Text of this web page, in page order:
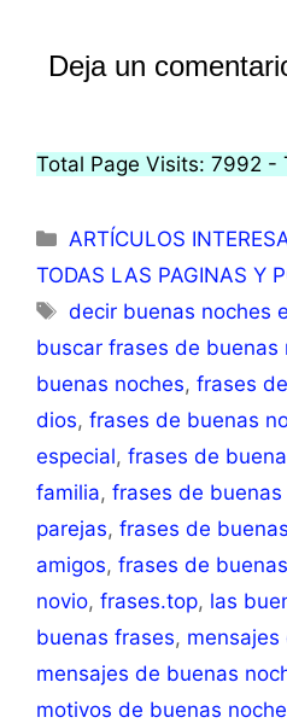
Deja un
Total Page Visits: 7992 -
ARTÍCULOS
TODAS LAS PAGINAS Y
decir buenas noches
buscar frases de buenas
buenas noches, frases
dios, frases de buenas
especial, frases de
familia, frases de
parejas, frases de
amigos, frases de
novio, frases.top, las
buenas frases, mensajes
mensajes de buenas
motivos de buenas